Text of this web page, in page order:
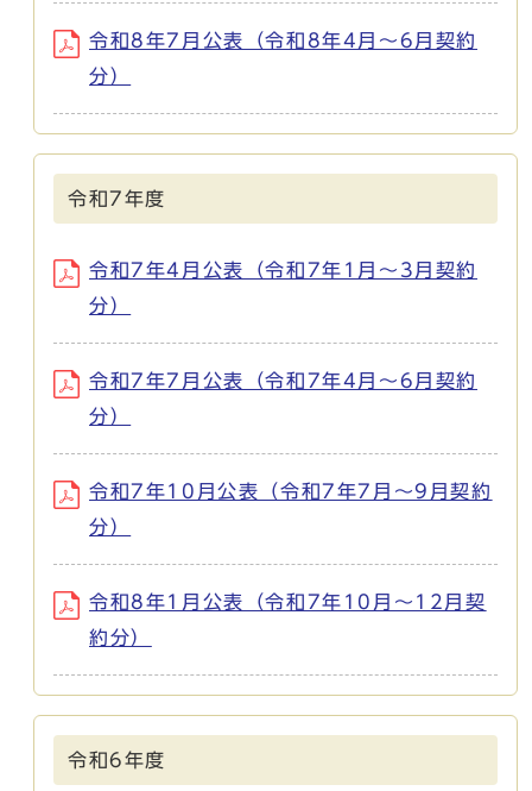
令和8年7月公表（令和8年4月～6月契約
分）
令和7年度
令和7年4月公表（令和7年1月～3月契約
分）
令和7年7月公表（令和7年4月～6月契約
分）
令和7年10月公表（令和7年7月～9月契約
分）
令和8年1月公表（令和7年10月～12月契
約分）
令和6年度